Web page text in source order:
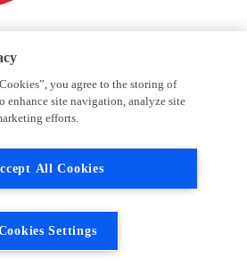
you agree to the storing of
enhance site navigation, analyze site
efforts.
All Cookies
Settings